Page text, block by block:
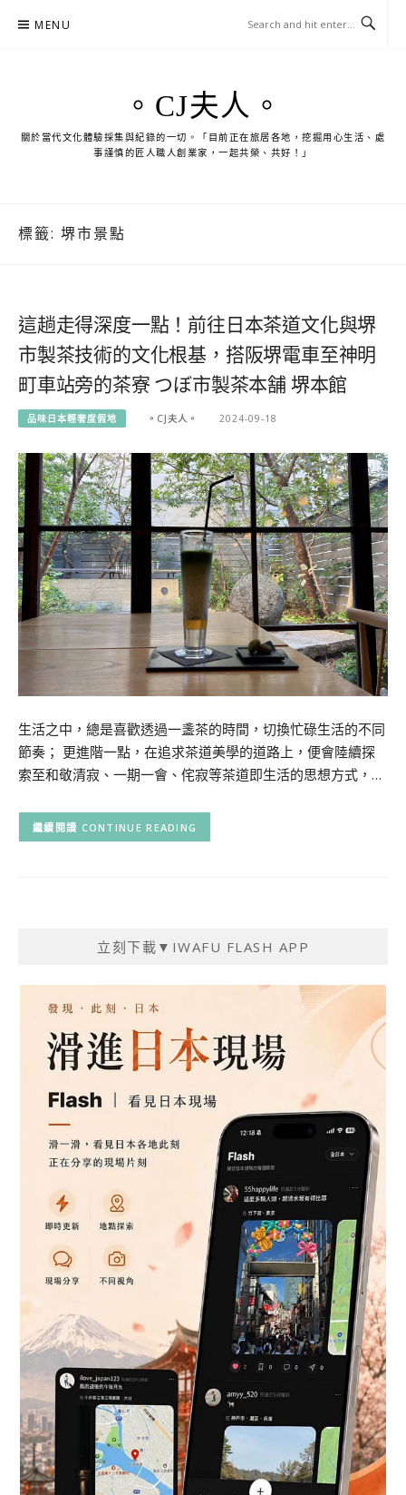
MENU
。CJ夫人。
關於當代文化體驗採集與紀錄的一切。「目前正在旅居各地，挖掘用心生活、處
事謹慎的匠人職人創業家，一起共榮、共好！」
標籤: 堺市景點
這趟走得深度一點！前往日本茶道文化與堺
市製茶技術的文化根基，搭阪堺電車至神明
町車站旁的茶寮 つぼ市製茶本舗 堺本館
品味日本輕奢度假地 。CJ夫人。 2024-09-18
生活之中，總是喜歡透過一盞茶的時間，切換忙碌生活的不同
節奏； 更進階一點，在追求茶道美學的道路上，便會陸續探
索至和敬清寂、一期一會、侘寂等茶道即生活的思想方式，…
CONTINUE READING
立刻下載▼IWAFU FLASH APP